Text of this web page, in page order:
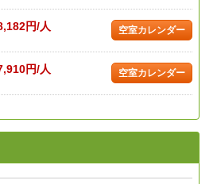
円/人 空室カレンダー
円/人 空室カレンダー